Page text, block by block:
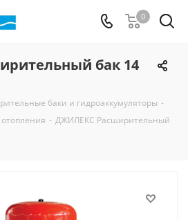
0
бак 14
баки и гидроаккумуляторы -
- ДЖИЛЕКС Расширительный